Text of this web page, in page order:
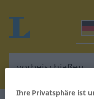
Ihre Privatsphäre ist